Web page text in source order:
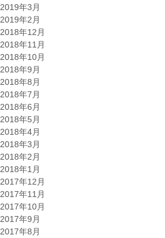
2019年3月
2019年2月
2018年12月
2018年11月
2018年10月
2018年9月
2018年8月
2018年7月
2018年6月
2018年5月
2018年4月
2018年3月
2018年2月
2018年1月
2017年12月
2017年11月
2017年10月
2017年9月
2017年8月